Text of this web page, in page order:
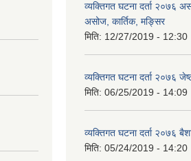
व्यक्तिगत घटना दर्ता २०७६
असोज, कार्तिक, मङ्सिर
मिति: 12/27/2019 - 12:30
व्यक्तिगत घटना दर्ता २०७६
मिति: 06/25/2019 - 14:09
व्यक्तिगत घटना दर्ता २०७६
मिति: 05/24/2019 - 14:20